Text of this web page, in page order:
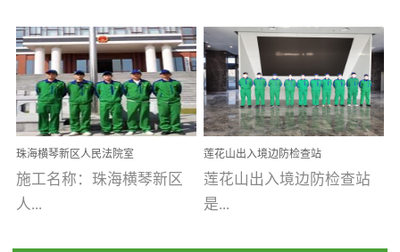
求。资质优势团队优势分
支优势优吸环保是一棵正
茁壮成长的树，只要我们
人人都爱护她、珍惜她、
她将越来越枝繁叶茂，终
将会成为一棵参天大树！
优吸环保截止2020年拥有
全国600家网点分支机构。
【东莞美豪雅致酒店】室
内空气治理项目东莞美豪
雅致酒店 东莞美豪雅
致酒店是为中高端人士...
学广州校区室内空气治
理 工程案例地址：广
州南沙区·香港科技大学(广
州)校区 工程案...
珠海横琴新区人民法院室
内除甲醛空气治理项目
施工名称：珠海横琴新区
人...
莲花山出入境边防检查站
室内除甲醛空气治理项目
莲花山出入境边防检查站
是...